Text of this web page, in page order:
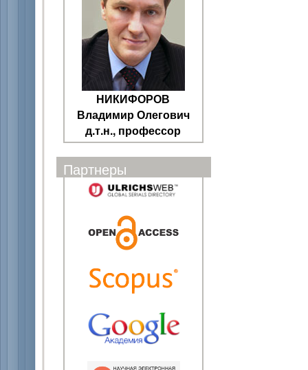
НИКИФОРОВ
Владимир Олегович
д.т.н., профессор
Партнеры